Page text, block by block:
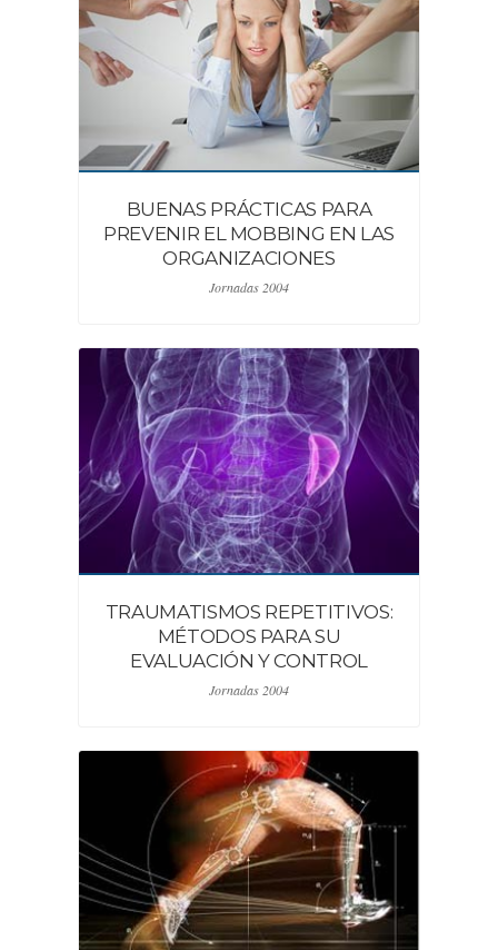
BUENAS PRÁCTICAS PARA
PREVENIR EL MOBBING EN LAS
ORGANIZACIONES
Jornadas 2004
TRAUMATISMOS REPETITIVOS:
MÉTODOS PARA SU
EVALUACIÓN Y CONTROL
Jornadas 2004